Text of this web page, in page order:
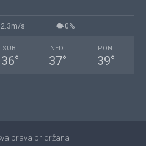
2.3m/s 0%
SUB
36°
NED
37°
PON
39°
prava pridržana